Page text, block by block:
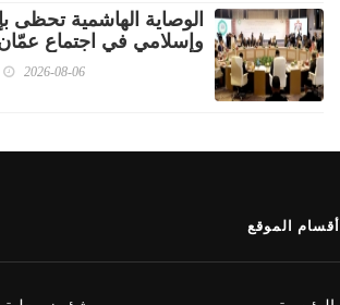
الوصاية الهاشمية تحظى
وإسلامي في اجتماع
2026-08-06
أقسام الموقع